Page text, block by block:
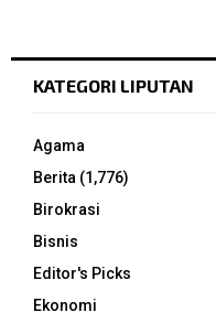
KATEGORI LIPUTAN
Agama
Berita (1,776)
Birokrasi
Bisnis
Editor's Picks
Ekonomi